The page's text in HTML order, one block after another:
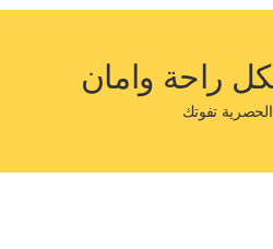
راحة وامان
تفوتك